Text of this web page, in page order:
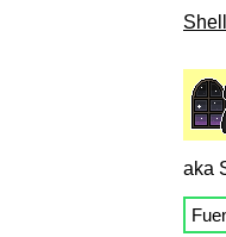
aka